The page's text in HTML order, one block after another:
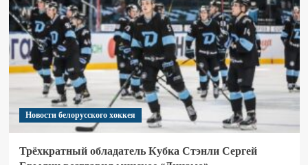
Новости белорусского хоккея
Трёхкратный обладатель Кубка Стэнли Сергей